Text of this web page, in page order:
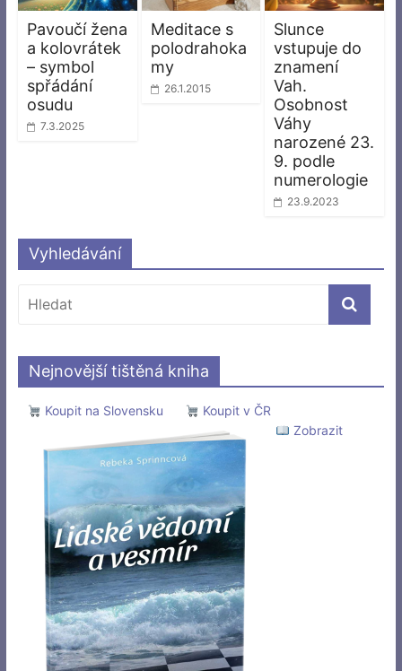
Pavoučí žena
a kolovrátek
– symbol
spřádání
osudu
7.3.2025
Meditace s
polodrahoka
my
26.1.2015
Slunce
vstupuje do
znamení
Vah.
Osobnost
Váhy
narozené 23.
9. podle
numerologie
23.9.2023
Vyhledávání
Nejnovější tištěná kniha
Koupit na Slovensku
Koupit v ČR
Zobrazit